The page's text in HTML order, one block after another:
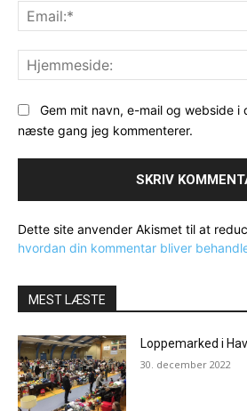
Gem mit navn, e-mail og webside i
næste gang jeg kommenterer.
Dette site anvender Akismet til at
hvordan din kommentar bliver
MEST LÆSTE
Loppemarked i
30. december 2022